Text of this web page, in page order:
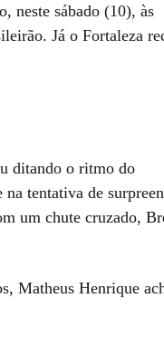
neste sábado (10), às
Já o Fortaleza
ditando o ritmo do
tentativa de
um chute cruzado,
Matheus Henrique